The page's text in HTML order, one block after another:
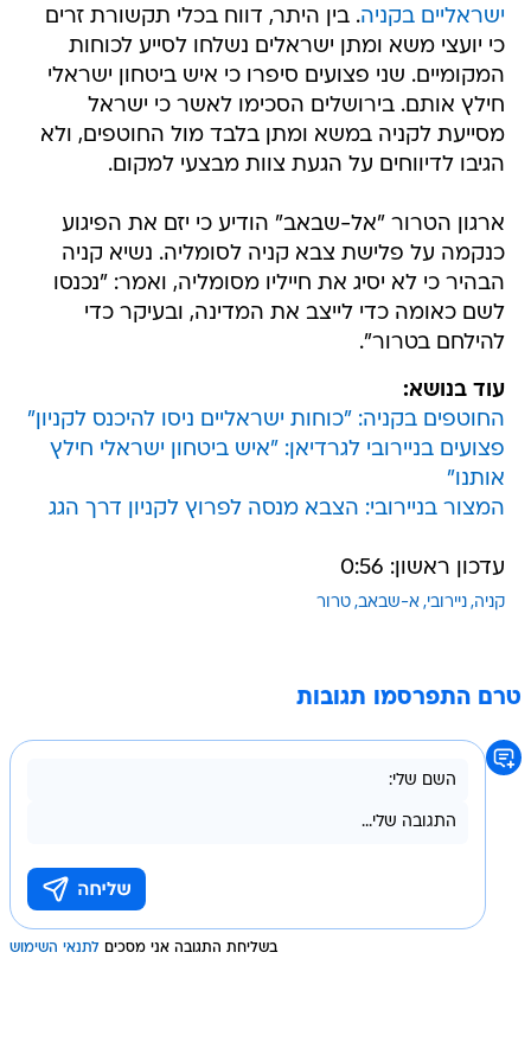
ישראליים בקניה. בין היתר, דווח בכלי תקשורת זרים
כי יועצי משא ומתן ישראלים נשלחו לסייע לכוחות
המקומיים. שני פצועים סיפרו כי איש ביטחון ישראלי
חילץ אותם. בירושלים הסכימו לאשר כי ישראל
מסייעת לקניה במשא ומתן בלבד מול החוטפים, ולא
הגיבו לדיווחים על הגעת צוות מבצעי למקום.
ארגון הטרור "אל-שבאב" הודיע כי יזם את הפיגוע
כנקמה על פלישת צבא קניה לסומליה. נשיא קניה
הבהיר כי לא יסיג את חייליו מסומליה, ואמר: "נכנסו
לשם כאומה כדי לייצב את המדינה, ובעיקר כדי
להילחם בטרור".
עוד בנושא:
החוטפים בקניה: "כוחות ישראליים ניסו להיכנס לקניון"
פצועים בניירובי לגרדיאן: "איש ביטחון ישראלי חילץ
אותנו"
המצור בניירובי: הצבא מנסה לפרוץ לקניון דרך הגג
עדכון ראשון: 0:56
קניה ניירובי א-שבאב טרור
טרם התפרסמו תגובות
בשליחת התגובה אני מסכים לתנאי השימוש